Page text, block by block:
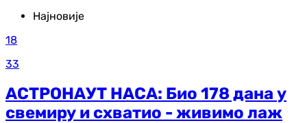
Најновије
18
33
АСТРОНАУТ НАСА: Био 178 дана у
свемиру и схватио - живимо лаж